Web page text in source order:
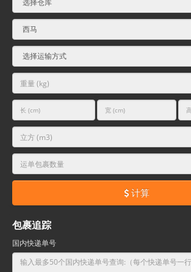
计算
包裹追踪
国内快递单号